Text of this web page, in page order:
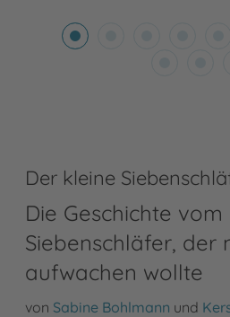
Der kleine
Die Geschichte vom
Siebenschläfer, der
aufwachen wollte
von Sabine Bohlmann und